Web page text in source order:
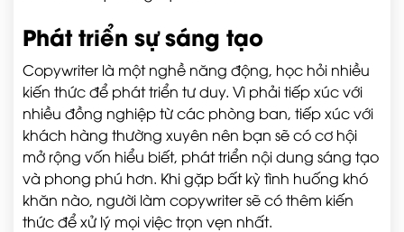
Phát triển sự sáng tạo
Copywriter là một nghề năng động, học hỏi nhiều
kiến thức để phát triển tư duy. Vì phải tiếp xúc với
nhiều đồng nghiệp từ các phòng ban, tiếp xúc với
khách hàng thường xuyên nên bạn sẽ có cơ hội
mở rộng vốn hiểu biết, phát triển nội dung sáng tạo
và phong phú hơn. Khi gặp bất kỳ tình huống khó
khăn nào, người làm copywriter sẽ có thêm kiến
thức để xử lý mọi việc trọn vẹn nhất.